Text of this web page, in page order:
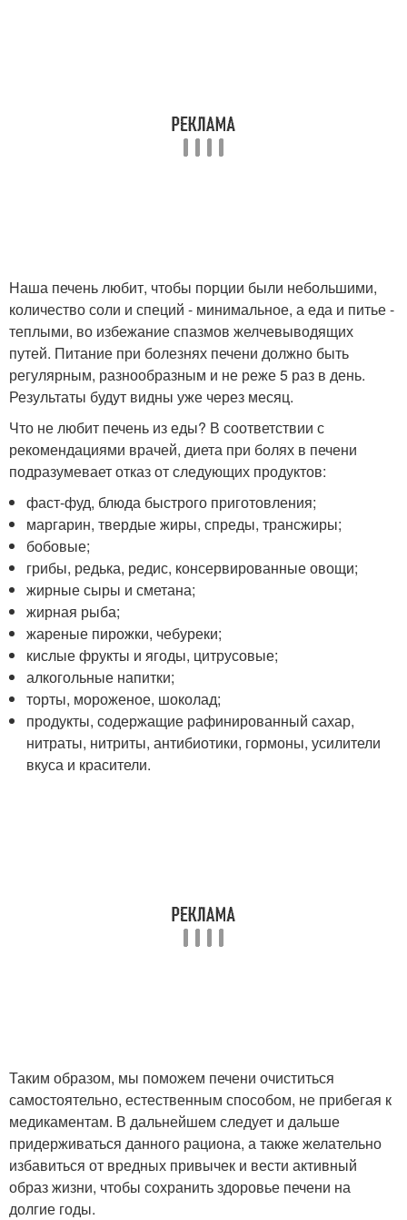
Наша печень любит, чтобы порции были небольшими,
количество соли и специй - минимальное, а еда и питье -
теплыми, во избежание спазмов желчевыводящих
путей. Питание при болезнях печени должно быть
регулярным, разнообразным и не реже 5 раз в день.
Результаты будут видны уже через месяц.
Что не любит печень из еды? В соответствии с
рекомендациями врачей, диета при болях в печени
подразумевает отказ от следующих продуктов:
фаст-фуд, блюда быстрого приготовления;
маргарин, твердые жиры, спреды, трансжиры;
бобовые;
грибы, редька, редис, консервированные овощи;
жирные сыры и сметана;
жирная рыба;
жареные пирожки, чебуреки;
кислые фрукты и ягоды, цитрусовые;
алкогольные напитки;
торты, мороженое, шоколад;
продукты, содержащие рафинированный сахар,
нитраты, нитриты, антибиотики, гормоны, усилители
вкуса и красители.
Таким образом, мы поможем печени очиститься
самостоятельно, естественным способом, не прибегая к
медикаментам. В дальнейшем следует и дальше
придерживаться данного рациона, а также желательно
избавиться от вредных привычек и вести активный
образ жизни, чтобы сохранить здоровье печени на
долгие годы.